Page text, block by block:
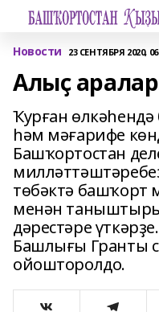
Новости 23 СЕНТЯБРЯ 2020,
Алыҫ
Ҡурған
һәм мәғарифе
Башҡортостан
төбәктә
менән
дәрестәре
Башлығы Гранты
ойошторолдо.